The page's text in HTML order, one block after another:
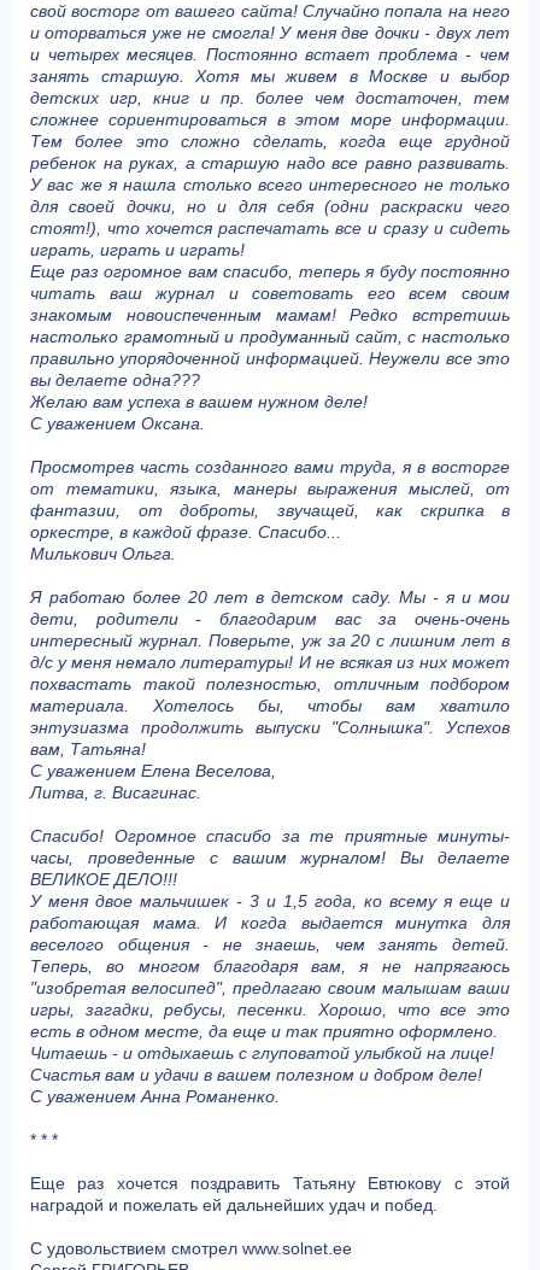
свой восторг от вашего сайта! Случайно попала на него
и оторваться уже не смогла! У меня две дочки - двух лет
и четырех месяцев. Постоянно встает проблема - чем
занять старшую. Хотя мы живем в Москве и выбор
детских игр, книг и пр. более чем достаточен, тем
сложнее сориентироваться в этом море информации.
Тем более это сложно сделать, когда еще грудной
ребенок на руках, а старшую надо все равно развивать.
У вас же я нашла столько всего интересного не только
для своей дочки, но и для себя (одни раскраски чего
стоят!), что хочется распечатать все и сразу и сидеть
играть, играть и играть!
Еще раз огромное вам спасибо, теперь я буду постоянно
читать ваш журнал и советовать его всем своим
знакомым новоиспеченным мамам! Редко встретишь
настолько грамотный и продуманный сайт, с настолько
правильно упорядоченной информацией. Неужели все это
вы делаете одна???
Желаю вам успеха в вашем нужном деле!
С уважением Оксана.
Просмотрев часть созданного вами труда, я в восторге
от тематики, языка, манеры выражения мыслей, от
фантазии, от доброты, звучащей, как скрипка в
оркестре, в каждой фразе. Спасибо...
Милькович Ольга.
Я работаю более 20 лет в детском саду. Мы - я и мои
дети, родители - благодарим вас за очень-очень
интересный журнал. Поверьте, уж за 20 с лишним лет в
д/с у меня немало литературы! И не всякая из них может
похвастать такой полезностью, отличным подбором
материала. Хотелось бы, чтобы вам хватило
энтузиазма продолжить выпуски "Солнышка". Успехов
вам, Татьяна!
С уважением Елена Веселова,
Литва, г. Висагинас.
Спасибо! Огромное спасибо за те приятные минуты-
часы, проведенные с вашим журналом! Вы делаете
ВЕЛИКОЕ ДЕЛО!!!
У меня двое мальчишек - 3 и 1,5 года, ко всему я еще и
работающая мама. И когда выдается минутка для
веселого общения - не знаешь, чем занять детей.
Теперь, во многом благодаря вам, я не напрягаюсь
"изобретая велосипед", предлагаю своим малышам ваши
игры, загадки, ребусы, песенки. Хорошо, что все это
есть в одном месте, да еще и так приятно оформлено.
Читаешь - и отдыхаешь с глуповатой улыбкой на лице!
Счастья вам и удачи в вашем полезном и добром деле!
С уважением Анна Романенко.
* * *
Еще раз хочется поздравить Татьяну Евтюкову с этой
наградой и пожелать ей дальнейших удач и побед.
С удовольствием смотрел www.solnet.ee